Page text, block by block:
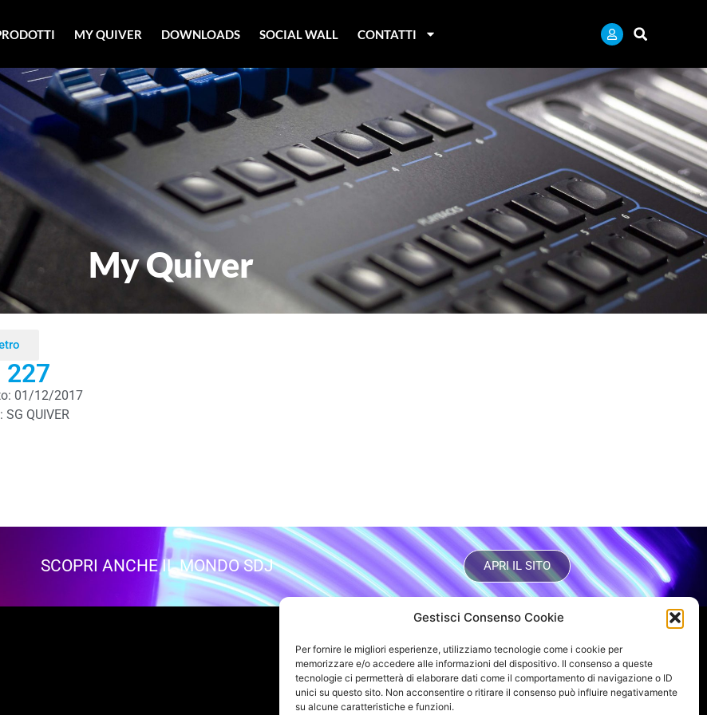
Gestisci Consenso Cookie
Per fornire le migliori esperienze, utilizziamo tecnologie come i cookie per
memorizzare e/o accedere alle informazioni del dispositivo. Il consenso a queste
tecnologie ci permetterà di elaborare dati come il comportamento di navigazione o ID
unici su questo sito. Non acconsentire o ritirare il consenso può influire negativamente
su alcune caratteristiche e funzioni.
MY QUIVER DOWNLOADS SOCIAL WALL CONTATTI
My Quiver
227
01/12/2017
QUIVER
SCOPRI ANCHE IL MONDO SDJ APRI IL SITO
VUOI RIMANERE AGGIORNATO?
Iscriviti alla newsletter